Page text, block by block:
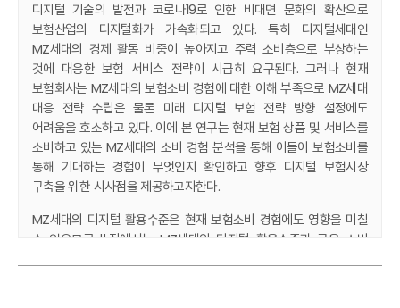
디지털 기술의 발전과 코로나19로 인한 비대면 문화의 확산으로
보험산업의 디지털화가가속화되고 있다. 특히 디지털세대인
MZ세대의 경제 활동 비중이 높아지고 주력 소비층으로 부상하는
것에 대응한 보험 서비스 전략이 시급히 요구된다. 그러나 현재
보험회사는 MZ세대의 보험소비 경험에 대한 이해 부족으로 MZ세대
대응 전략 수립은 물론 미래 디지털 보험 전략 방향 설정에도
어려움을 호소하고 있다. 이에 본 연구는 현재 보험 상품 및 서비스를
소비하고 있는 MZ세대의 소비 경험 분석을 통해 이들이 보험소비를
통해 기대하는 경험이 무엇인지 확인하고 향후 디지털 보험시장
구축을 위한 시사점을 제공하고자한다.
MZ세대의 디지털 활용수준은 현재 보험소비 경험에도 영향을 미칠
수 있으므로 Ⅱ장에서는 MZ세대의 디지털 활용수준과 금융 소비